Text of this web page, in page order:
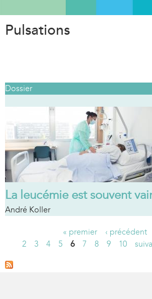
Pulsations
Dossier
La leucémie est souvent
André Koller
a
« premier ‹ précédent
2
3 4 5 6 7 8 9 10